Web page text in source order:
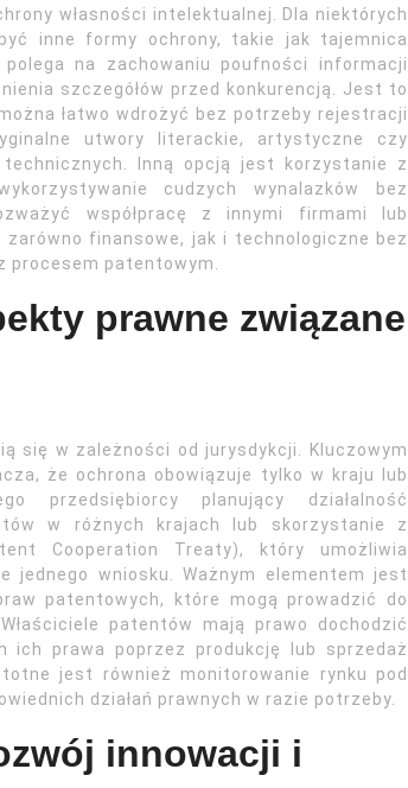
własności intelektualnej. Dla niektórych
inne formy ochrony, takie jak tajemnica
na zachowaniu poufności informacji
szczegółów przed konkurencją. Jest to
łatwo wdrożyć bez potrzeby rejestracji
utwory literackie, artystyczne czy
Inną opcją jest korzystanie z
cudzych wynalazków bez
współpracę z innymi firmami lub
finansowe, jak i technologiczne bez
procesem patentowym.
prawne związane
się w zależności od jurysdykcji. Kluczowym
że ochrona obowiązuje tylko w kraju lub
przedsiębiorcy planujący działalność
w różnych krajach lub skorzystanie z
Cooperation Treaty), który umożliwia
jednego wniosku. Ważnym elementem jest
patentowych, które mogą prowadzić do
patentów mają prawo dochodzić
ich prawa poprzez produkcję lub sprzedaż
jest również monitorowanie rynku pod
działań prawnych w razie potrzeby.
innowacji i